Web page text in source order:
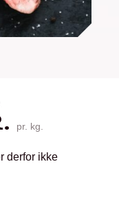
pr. kg.
derfor ikke